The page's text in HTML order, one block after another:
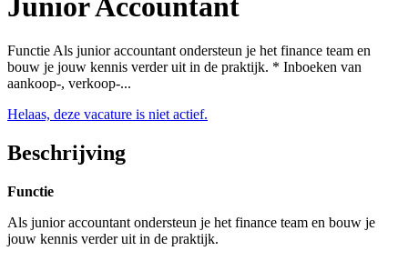
Functie Als junior accountant ondersteun je het finance team en
bouw je jouw kennis verder uit in de praktijk. * Inboeken van
aankoop-, verkoop-...
Helaas, deze vacature is niet actief.
Beschrijving
Functie
Als junior accountant ondersteun je het finance team en bouw je
jouw kennis verder uit in de praktijk.